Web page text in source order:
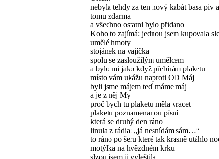
nebyla tehdy za ten nový kabát basa piv
tomu zdarma
a všechno ostatní bylo přidáno
Koho to zajímá: jednou jsem kupovala
umělé hmoty
stojánek na vajíčka
spolu se zasloužilým umělcem
a bylo mi jako když přebírám plaketu
místo vám ukážu naproti OD Máj
byli jsme májem teď máme máj
a je z něj My
proč bych tu plaketu měla vracet
plaketu poznamenanou písní
která se druhý den ráno
linula z rádia: „já nesnídám sám…“
to ráno po šeru které tak krásně utáhlo
motýlka na hvězdném krku
slzou jsem ji vyleštila